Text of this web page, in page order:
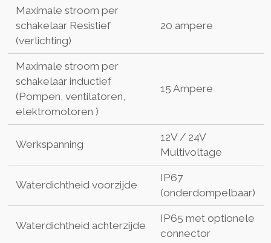
Maximale stroom per
schakelaar Resistief
(verlichting)
20 ampere
Maximale stroom per
schakelaar inductief
(Pompen, ventilatoren,
elektromotoren )
15 Ampere
Werkspanning
12V / 24V
Multivoltage
Waterdichtheid voorzijde
IP67
(onderdompelbaar)
Waterdichtheid achterzijde
IP65 met optionele
connector